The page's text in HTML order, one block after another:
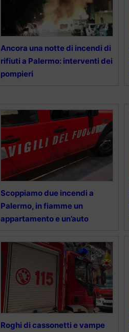
Ancora una notte di incendi di
rifiuti a Palermo: interventi dei
pompieri
Scoppiamo due incendi a
Palermo, in fiamme un
appartamento e un’auto
Roghi di cassonetti e vampe